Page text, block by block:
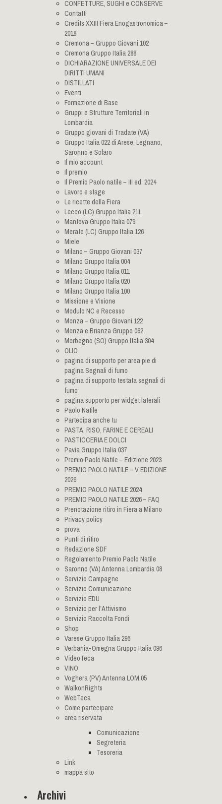
CONFETTURE, SUGHI e CONSERVE
Contatti
Credits XXIII Fiera Enogastronomica –
2018
Cremona – Gruppo Giovani 102
Cremona Gruppo Italia 288
DICHIARAZIONE UNIVERSALE DEI
DIRITTI UMANI
DISTILLATI
Eventi
Formazione di Base
Gruppi e Strutture Territoriali in
Lombardia
Gruppo giovani di Tradate (VA)
Gruppo Italia 022 di Arese, Legnano,
Saronno e Solaro
Il mio account
Il premio
Il Premio Paolo natile – III ed. 2024
Lavoro e stage
Le ricette della Fiera
Lecco (LC) Gruppo Italia 211
Mantova Gruppo Italia 079
Merate (LC) Gruppo Italia 126
Miele
Milano – Gruppo Giovani 037
Milano Gruppo Italia 004
Milano Gruppo Italia 011
Milano Gruppo Italia 020
Milano Gruppo Italia 100
Missione e Visione
Modulo NC e Recesso
Monza – Gruppo Giovani 122
Monza e Brianza Gruppo 062
Morbegno (SO) Gruppo Italia 304
OLIO
pagina di supporto per area pie di
pagina Segnali di fumo
pagina di supporto testata segnali di
fumo
pagina supporto per widget laterali
Paolo Natile
Partecipa anche tu
PASTA, RISO, FARINE E CEREALI
PASTICCERIA E DOLCI
Pavia Gruppo Italia 037
Premio Paolo Natile – Edizione 2023
PREMIO PAOLO NATILE – V EDIZIONE
2026
PREMIO PAOLO NATILE 2024
PREMIO PAOLO NATILE 2026 – FAQ
Prenotazione ritiro in Fiera a Milano
Privacy policy
prova
Punti di ritiro
Redazione SDF
Regolamento Premio Paolo Natile
Saronno (VA) Antenna Lombardia 08
Servizio Campagne
Servizio Comunicazione
Servizio EDU
Servizio per l’Attivismo
Servizio Raccolta Fondi
Shop
Varese Gruppo Italia 296
Verbania-Omegna Gruppo Italia 096
VideoTeca
VINO
Voghera (PV) Antenna LOM.05
WalkonRights
WebTeca
Come partecipare
area riservata
Comunicazione
Segreteria
Tesoreria
Link
mappa sito
Archivi